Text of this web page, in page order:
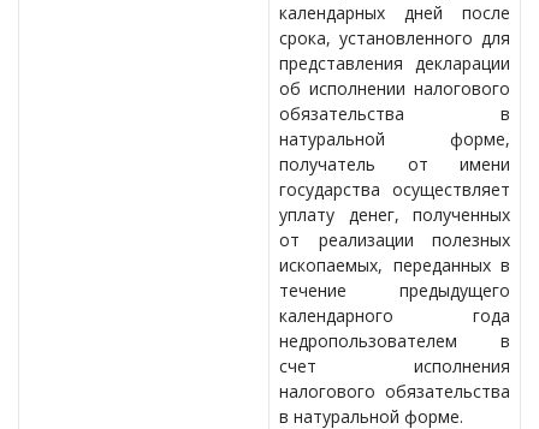
календарных дней после
срока, установленного для
представления декларации
об исполнении налогового
обязательства в
натуральной форме,
получатель от имени
государства осуществляет
уплату денег, полученных
от реализации полезных
ископаемых, переданных в
течение предыдущего
календарного года
недропользователем в
счет исполнения
налогового обязательства
в натуральной форме.